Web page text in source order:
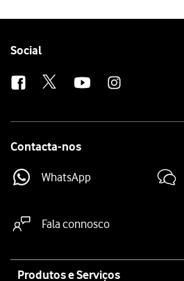
Primao ícone de definições.
PrimaGerir contas
o indicador junto a "Sincronizar
Prima
OK.
Prima
a tecla de início para terminar e
Follow
Social
Contacta-nos
WhatsApp
Fala connosco
Produtos e Serviços